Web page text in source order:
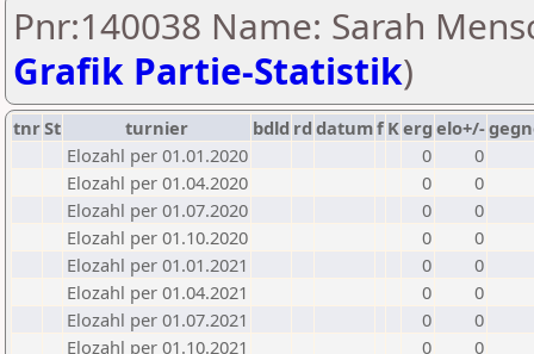
Pnr:140038 Name: Sarah
Grafik Partie-Statistik)
tnrSt turnier bdld rd datumf Kerg elo+/-
Elozahl per 01.01.2020
0
0
Elozahl per 01.04.2020
0
0
Elozahl per 01.07.2020
0
0
Elozahl per 01.10.2020
0
0
Elozahl per 01.01.2021
0
0
Elozahl per 01.04.2021
0
0
Elozahl per 01.07.2021
0
0
Elozahl per 01.10.2021
0
0